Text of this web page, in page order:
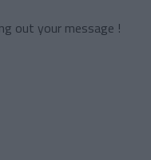
out your message !